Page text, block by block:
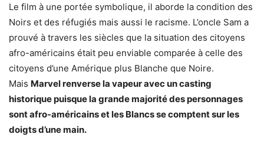
Le film à une portée symbolique, il aborde la condition des
Noirs et des réfugiés mais aussi le racisme. L’oncle Sam a
prouvé à travers les siècles que la situation des citoyens
afro-américains était peu enviable comparée à celle des
citoyens d’une Amérique plus Blanche que Noire.
Mais Marvel renverse la vapeur avec un casting
historique puisque la grande majorité des personnages
sont afro-américains et les Blancs se comptent sur les
doigts d’une main.